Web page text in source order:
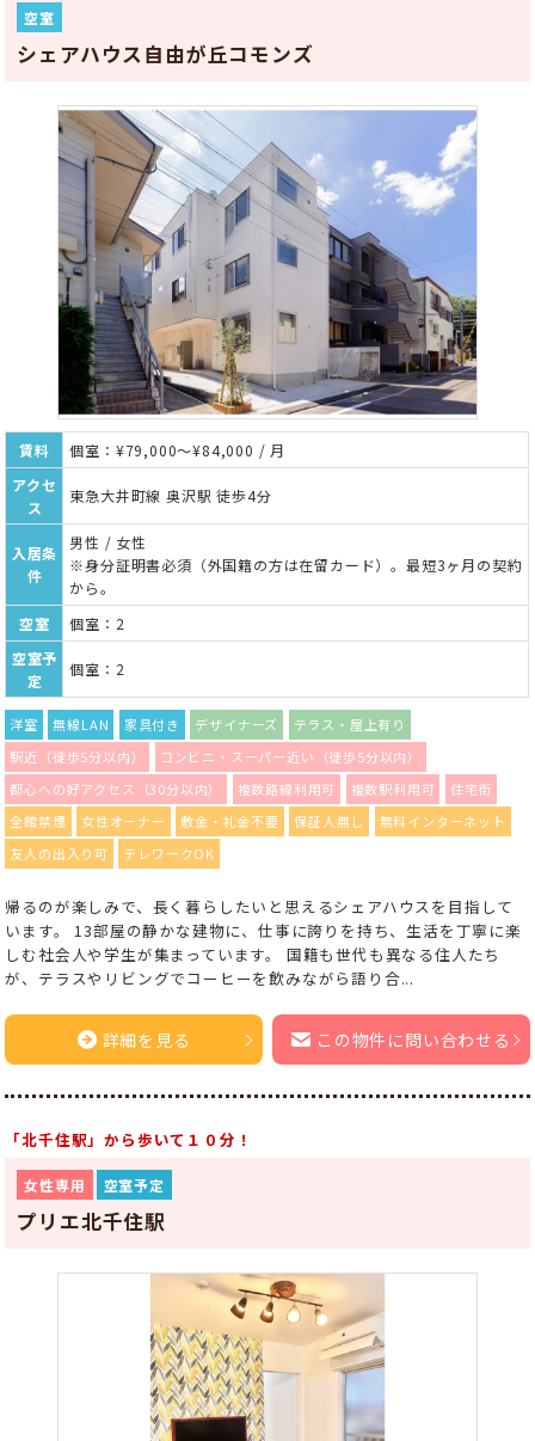
空室
シェアハウス自由が丘コモンズ
賃料
個室：¥79,000～¥84,000 / 月
アクセ
ス
東急大井町線 奥沢駅 徒歩4分
入居条
件
男性 / 女性
※身分証明書必須（外国籍の方は在留カード）。最短3ヶ月の契約
から。
空室
個室：2
空室予
定
個室：2
洋室 無線LAN 家具付き デザイナーズ
テラス・屋上有り
駅近（徒歩5分以内）
コンビニ・スーパー近い（徒歩5分以内）
都心への好アクセス（30分以内）
複数路線利用可 複数駅利用可
住宅街
全館禁煙
女性オーナー 敷金・礼金不要 保証人無し
無料インターネット
友人の出入り可
テレワークOK
帰るのが楽しみで、長く暮らしたいと思えるシェアハウスを目指して
います。 13部屋の静かな建物に、仕事に誇りを持ち、生活を丁寧に楽
しむ社会人や学生が集まっています。 国籍も世代も異なる住人たち
が、テラスやリビングでコーヒーを飲みながら語り合...
詳細を見る この物件に問い合わせる
「北千住駅」から歩いて１０分！
女性専用 空室予定
プリエ北千住駅